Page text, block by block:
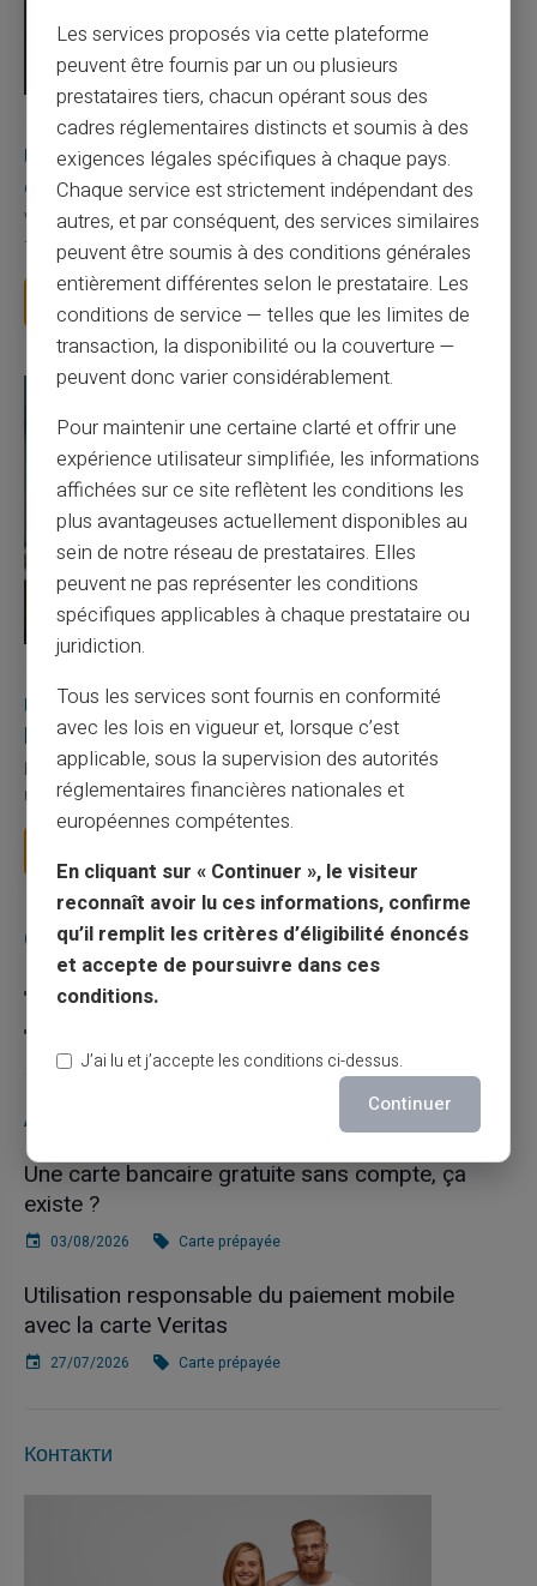
03/08/2026 Veritas Carte prépayée
Une carte bancaire gratuite sans compte, ça
existe ?
Vous avez tapé cette recherche parce que votre banque vous
facture 50 € par an pour une carte que vo...
Lire la suite
Utilisation responsable du paiement mobile avec
la carte Veritas
Le paiement mobile s'est imposé dans les habitudes quotidiennes,
mais il appelle des réflexes pour é...
Catégories
Carte prépayée
Articles récents
Une carte bancaire gratuite sans compte, ça
existe ?
03/08/2026 Carte prépayée
Utilisation responsable du paiement mobile
avec la carte Veritas
27/07/2026 Carte prépayée
Контакти
Les services proposés via cette plateforme
peuvent être fournis par un ou plusieurs
prestataires tiers, chacun opérant sous des
cadres réglementaires distincts et soumis à des
exigences légales spécifiques à chaque pays.
Chaque service est strictement indépendant des
autres, et par conséquent, des services similaires
peuvent être soumis à des conditions générales
entièrement différentes selon le prestataire. Les
conditions de service — telles que les limites de
transaction, la disponibilité ou la couverture —
peuvent donc varier considérablement.
Pour maintenir une certaine clarté et offrir une
expérience utilisateur simplifiée, les informations
affichées sur ce site reflètent les conditions les
plus avantageuses actuellement disponibles au
sein de notre réseau de prestataires. Elles
peuvent ne pas représenter les conditions
spécifiques applicables à chaque prestataire ou
juridiction.
Tous les services sont fournis en conformité
avec les lois en vigueur et, lorsque c’est
applicable, sous la supervision des autorités
réglementaires financières nationales et
européennes compétentes.
En cliquant sur « Continuer », le visiteur
reconnaît avoir lu ces informations, confirme
qu’il remplit les critères d’éligibilité énoncés
et accepte de poursuivre dans ces
conditions.
J’ai lu et j’accepte les conditions ci-dessus.
Continuer